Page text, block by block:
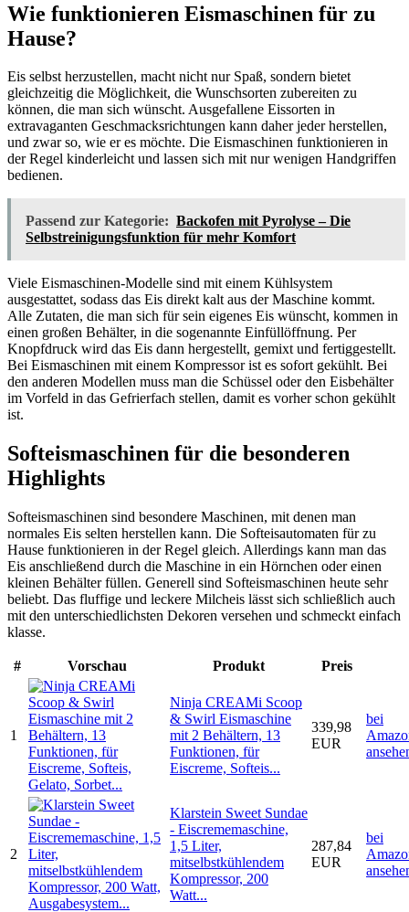
Wie funktionieren Eismaschinen für zu
Hause?
Eis selbst herzustellen, macht nicht nur Spaß, sondern bietet
gleichzeitig die Möglichkeit, die Wunschsorten zubereiten zu
können, die man sich wünscht. Ausgefallene Eissorten in
extravaganten Geschmacksrichtungen kann daher jeder herstellen,
und zwar so, wie er es möchte. Die Eismaschinen funktionieren in
der Regel kinderleicht und lassen sich mit nur wenigen Handgriffen
bedienen.
Passend zur Kategorie: Backofen mit Pyrolyse – Die
Selbstreinigungsfunktion für mehr Komfort
Viele Eismaschinen-Modelle sind mit einem Kühlsystem
ausgestattet, sodass das Eis direkt kalt aus der Maschine kommt.
Alle Zutaten, die man sich für sein eigenes Eis wünscht, kommen in
einen großen Behälter, in die sogenannte Einfüllöffnung. Per
Knopfdruck wird das Eis dann hergestellt, gemixt und fertiggestellt.
Bei Eismaschinen mit einem Kompressor ist es sofort gekühlt. Bei
den anderen Modellen muss man die Schüssel oder den Eisbehälter
im Vorfeld in das Gefrierfach stellen, damit es vorher schon gekühlt
ist.
Softeismaschinen für die besonderen
Highlights
Softeismaschinen sind besondere Maschinen, mit denen man
normales Eis selten herstellen kann. Die Softeisautomaten für zu
Hause funktionieren in der Regel gleich. Allerdings kann man das
Eis anschließend durch die Maschine in ein Hörnchen oder einen
kleinen Behälter füllen. Generell sind Softeismaschinen heute sehr
beliebt. Das fluffige und leckere Milcheis lässt sich schließlich auch
mit den unterschiedlichsten Dekoren versehen und schmeckt einfach
klasse.
# Vorschau Produkt Preis
1
Ninja CREAMi Scoop
& Swirl Eismaschine
mit 2 Behältern, 13
Funktionen, für
Eiscreme, Softeis...
339,98
EUR
bei
2
Klarstein Sweet Sundae
- Eiscrememaschine,
1,5 Liter,
mitselbstkühlendem
Kompressor, 200
Watt...
287,84
EUR
bei